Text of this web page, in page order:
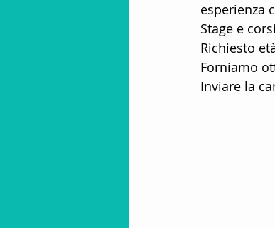
spettacoli per bambini
Stagione Invernale
esperienza
Stage e
Richiesto
Forniamo
Inviare la